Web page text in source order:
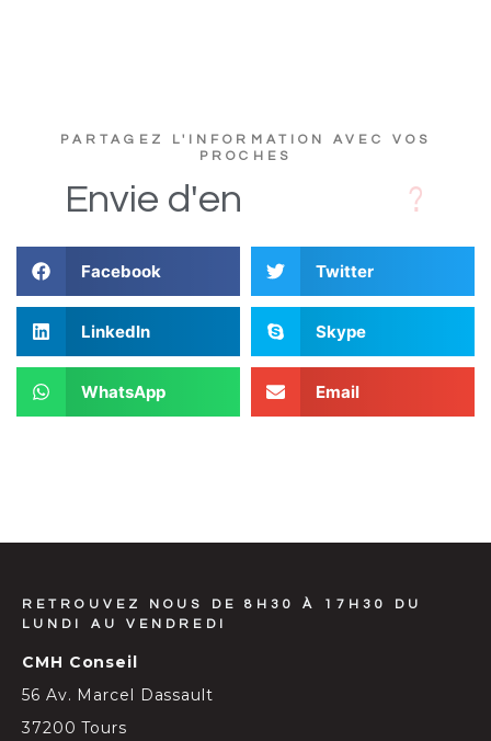
PARTAGEZ L'INFORMATION AVEC VOS
PROCHES
Envie d'en
Facebook Twitter
LinkedIn Skype
WhatsApp Email
RETROUVEZ NOUS DE 8H30 À 17H30 DU
LUNDI AU VENDREDI
CMH Conseil
56 Av. Marcel Dassault
37200 Tours